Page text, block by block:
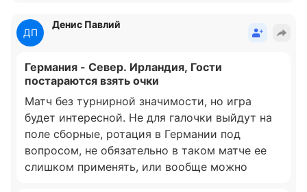
ДП
Денис Павлий
Германия - Север. Ирландия, Гости
постараются взять очки
Матч без турнирной значимости, но игра
будет интересной. Не для галочки выйдут на
поле сборные, ротация в Германии под
вопросом, не обязательно в таком матче ее
слишком применять, или вообще можно